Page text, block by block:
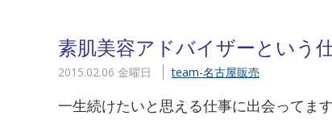
素肌美容アドバイザーという
2015.02.06 金曜日 team-名古屋販売
一生続けたいと思える仕事に出会ってま